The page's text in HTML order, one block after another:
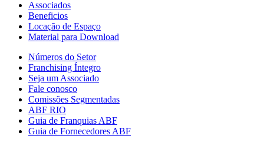
Associados
Beneficios
Locação de Espaço
Material para Download
Números do Setor
Franchising Íntegro
Seja um Associado
Fale conosco
Comissões Segmentadas
ABF RIO
Guia de Franquias ABF
Guia de Fornecedores ABF